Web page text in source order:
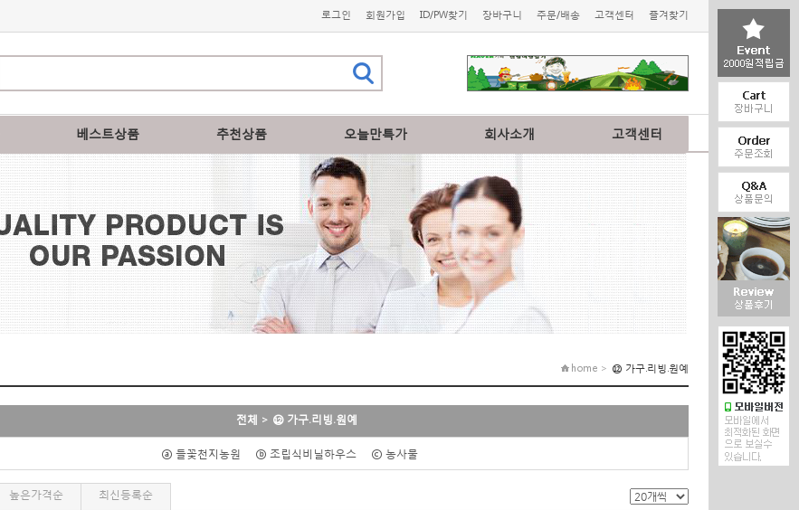
로그인 회원가입 ID/PW찾기 장바구니 주문/배송 고객센터 즐겨찾기
베스트상품 추천상품 오늘만특가 회사소개 고객센터
home > ⑫ 가구.리빙.원예
전체 > ⑫ 가구.리빙.원예
ⓐ 들꽃천지농원 ⓑ 조립식비닐하우스 ⓒ 농사물
높은가격순 최신등록순